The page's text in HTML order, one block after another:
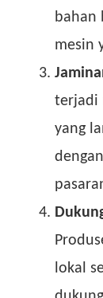
bahan
mesin
terjadi
yang
lokal